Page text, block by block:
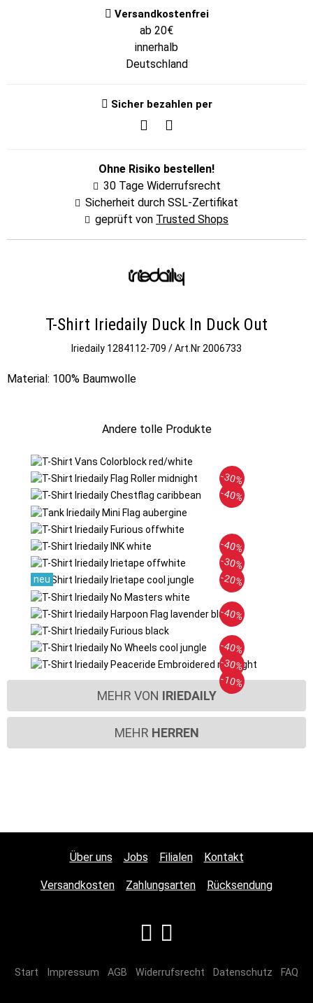
Versandkostenfrei
ab 20€
innerhalb
Deutschland
Sicher bezahlen per
Ohne Risiko bestellen!
30 Tage Widerrufsrecht
Sicherheit durch SSL-Zertifikat
geprüft von Trusted Shops
T-Shirt Iriedaily Duck In Duck Out
Iriedaily 1284112-709 / Art.Nr 2006733
Material: 100% Baumwolle
Andere tolle Produkte
-30%
-40%
-40%
-30%
-20%
-40%
-40%
-30%
-10%
MEHR VON IRIEDAILY
MEHR HERREN
Über uns Jobs Filialen Kontakt
Versandkosten Zahlungsarten Rücksendung
Start Impressum AGB Widerrufsrecht Datenschutz FAQ